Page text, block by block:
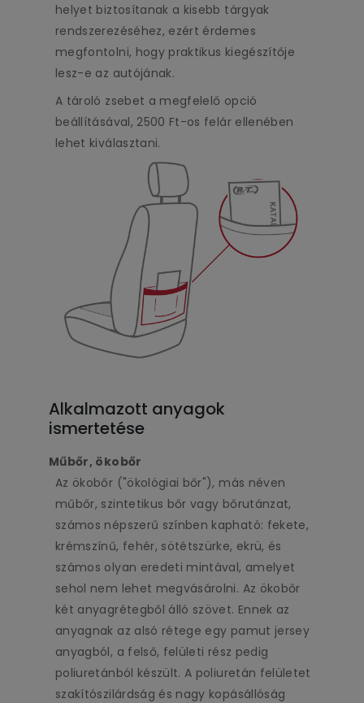
helyet biztosítanak a kisebb tárgyak
rendszerezéséhez, ezért érdemes
megfontolni, hogy praktikus kiegészítője
lesz-e az autójának.
A tároló zsebet a megfelelő opció
beállításával, 2500 Ft-os felár ellenében
lehet kiválasztani.
Alkalmazott anyagok
ismertetése
Műbőr, ökobőr
Az ökobőr ("ökológiai bőr"), más néven
műbőr, szintetikus bőr vagy bőrutánzat,
számos népszerű színben kapható: fekete,
krémszínű, fehér, sötétszürke, ekrü, és
számos olyan eredeti mintával, amelyet
sehol nem lehet megvásárolni. Az ökobőr
két anyagrétegből álló szövet. Ennek az
anyagnak az alsó rétege egy pamut jersey
anyagból, a felső, felületi rész pedig
poliuretánból készült. A poliuretán felületet
szakítószilárdság és nagy kopásállóság